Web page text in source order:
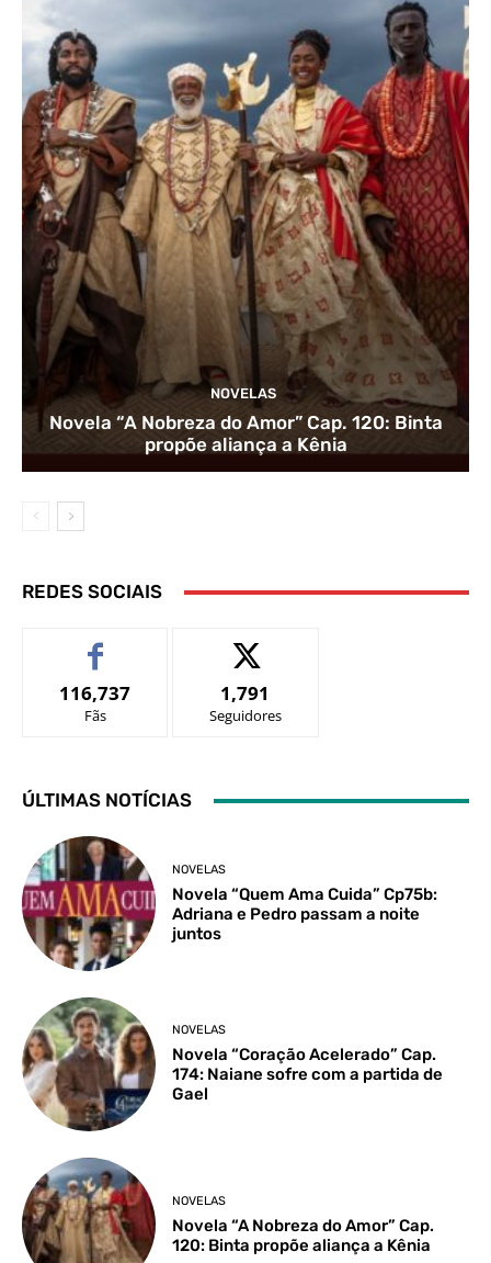
NOVELAS
Novela “A Nobreza do Amor” Cap. 120: Binta
propõe aliança a Kênia
REDES SOCIAIS
116,737
Fãs
1,791
Seguidores
ÚLTIMAS NOTÍCIAS
NOVELAS
Novela “Quem Ama Cuida” Cp75b:
Adriana e Pedro passam a noite
juntos
NOVELAS
Novela “Coração Acelerado” Cap.
174: Naiane sofre com a partida de
Gael
NOVELAS
Novela “A Nobreza do Amor” Cap.
120: Binta propõe aliança a Kênia